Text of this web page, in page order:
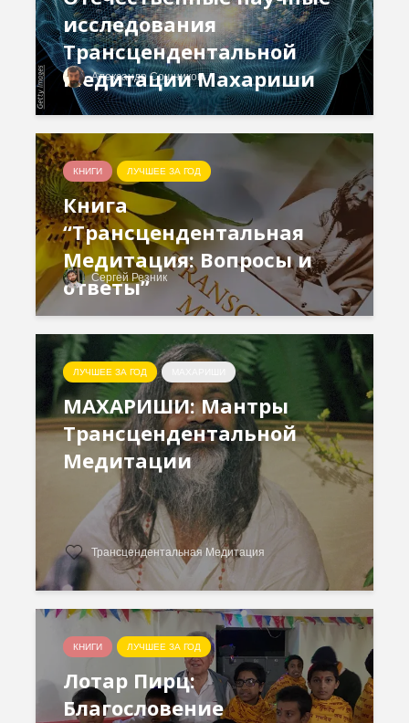
исследования
Трансцендентальной
Медитации Махариши
Александр Сошников
КНИГИ ЛУЧШЕЕ ЗА ГОД
Книга
“Трансцендентальная
Медитация: Вопросы и
ответы”
Сергей Резник
ЛУЧШЕЕ ЗА ГОД
МАХАРИШИ: Мантры
Трансцендентальной
Медитации
Трансцендентальная Медитация
КНИГИ ЛУЧШЕЕ ЗА ГОД
Лотар Пирц:
Благословение